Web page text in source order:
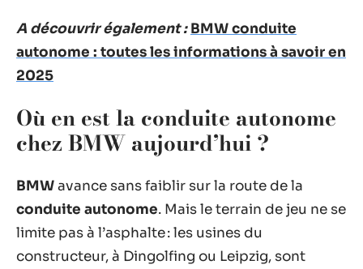
A découvrir également : BMW conduite
autonome : toutes les informations à savoir en
2025
Où en est la conduite autonome
chez BMW aujourd’hui ?
BMWavance sans faiblir sur la route de la
conduite autonome. Mais le terrain de jeu ne se
limite pas à l’asphalte : les usines du
constructeur, à Dingolfing ou Leipzig, sont